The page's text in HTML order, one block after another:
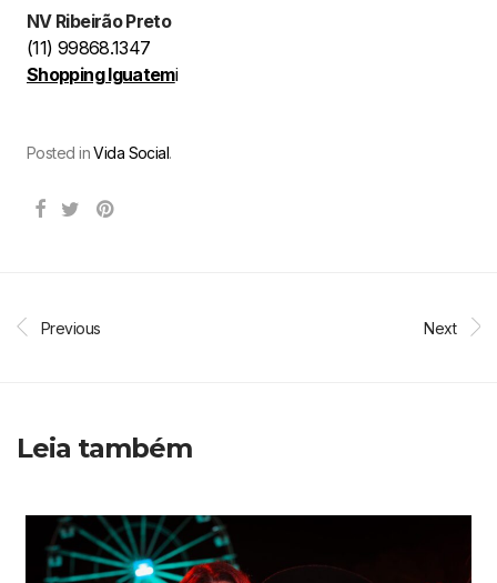
NV Ribeirão Preto
(11) 99868.1347
Shopping Iguatemi
Posted inVida Social.
Previous Next
Leia também